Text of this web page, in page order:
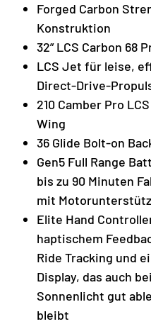
Forged Carbon
Konstruktion
32” LCS Carbon 68
LCS Jet für leise,
Direct-Drive-
210 Camber Pro
Wing
36 Glide Bolt-on
Gen5 Full Range
bis zu 90 Minuten
mit
Elite Hand
haptischem
Ride Tracking und
Display, das auch
Sonnenlicht gut
bleibt